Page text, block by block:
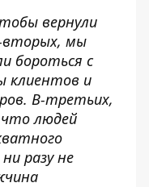
вернули
вторых, мы
бороться с
клиентов и
В-третьих,
людей
разу не